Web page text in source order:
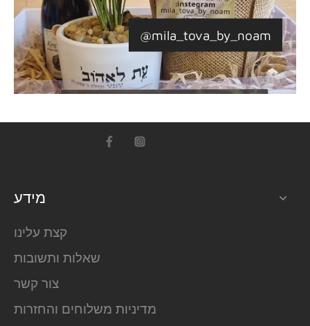
@mila_tova_by_noam
מידע
קצת עלינו
שאלות ותשובות
צור קשר
מדיניות משלוחים והחזרות